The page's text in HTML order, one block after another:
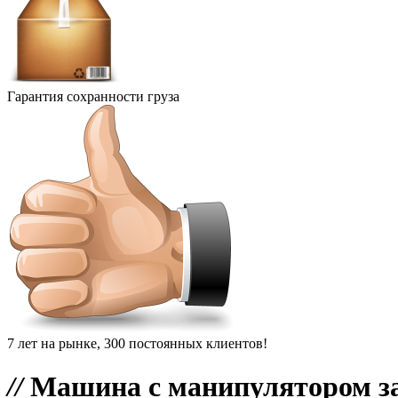
Гарантия сохранности груза
7 лет на рынке, 300 постоянных клиентов!
//Машина с манипулятором